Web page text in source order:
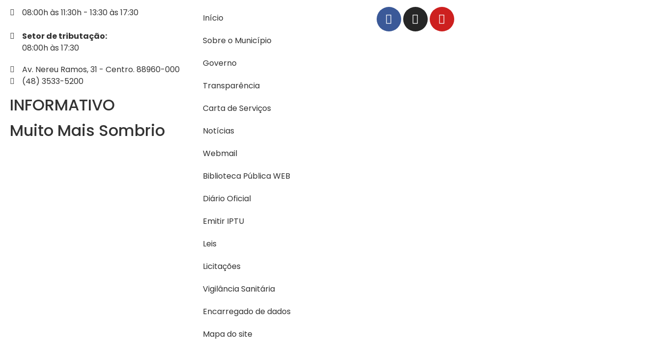
08:00h às 11:30h - 13:30 às 17:30
Setor de tributação:
08:00h às 17:30
Av. Nereu Ramos, 31 - Centro. 88960-000
(48) 3533-5200
INFORMATIVO
Muito Mais Sombrio
Início
Sobre o Município
Governo
Transparência
Carta de Serviços
Notícias
Webmail
Biblioteca Pública WEB
Diário Oficial
Emitir IPTU
Leis
Licitações
Vigilância Sanitária
Encarregado de dados
Mapa do site